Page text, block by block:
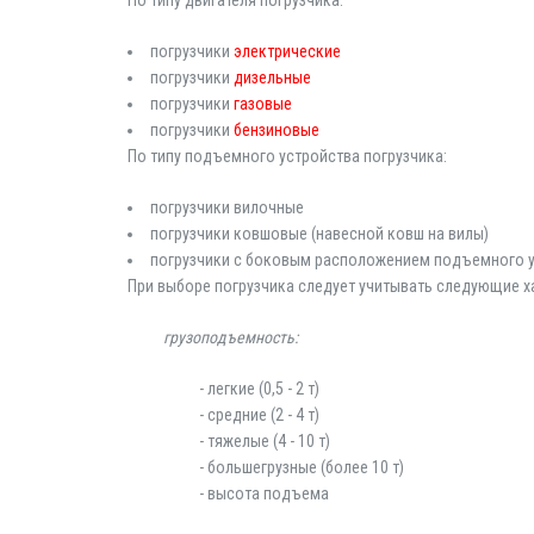
погрузчики электрические
погрузчики дизельные
погрузчики газовые
погрузчики бензиновые
По типу подъемного устройства погрузчика:
погрузчики вилочные
погрузчики ковшовые (навесной ковш на вилы)
погрузчики с боковым расположением подъемного
При выборе погрузчика следует учитывать следующие
грузоподъемность:
- легкие (0,5 - 2 т)
- средние (2 - 4 т)
- тяжелые (4 - 10 т)
- большегрузные (более 10 т)
- высота подъема